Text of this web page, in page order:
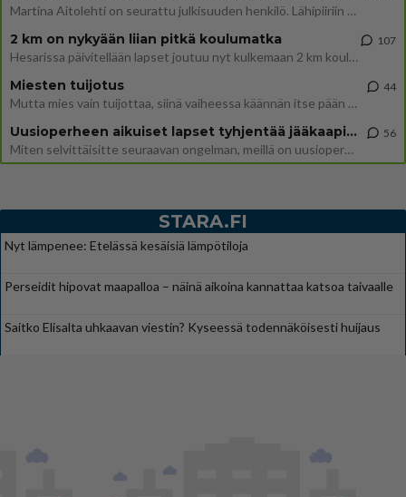
Martina Aitolehti on seurattu julkisuuden henkilö. Lähipiiriin mahtuu muitakin tunnettuja henkilöitä. Tiesitkö, että Ma
2 km on nykyään liian pitkä koulumatka
Hesarissa päivitellään lapset joutuu nyt kulkemaan 2 km kouluun jösses. Ruostefillarilla tuo matka menee vaikka miten äk
107
Miesten tuijotus
Mutta mies vain tuijottaa, siinä vaiheessa käännän itse pään pois. Mikä juttu? Yleensä jos joku tuijottaa tai katsoo, hä
44
Uusioperheen aikuiset lapset tyhjentää jääkaapin käydessään
Miten selvittäisitte seuraavan ongelman, meillä on uusioperhe, minulla teini-ikäiset lapset ja puolisolla aikuiset, jotk
56
STARA.FI
Nyt lämpenee: Etelässä kesäisiä lämpötiloja
Perseidit hipovat maapalloa – näinä aikoina kannattaa katsoa taivaalle
Saitko Elisalta uhkaavan viestin? Kyseessä todennäköisesti huijaus